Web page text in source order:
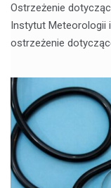
Ostrzeżenie
Instytut Meteorologii
ostrzeżenie